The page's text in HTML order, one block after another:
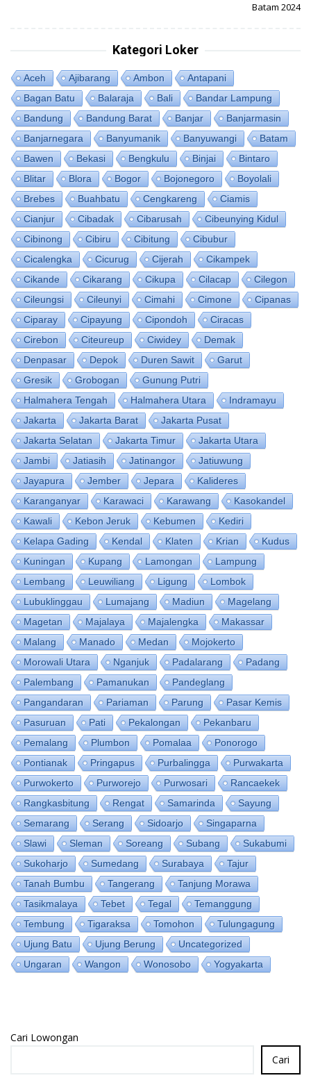
Batam 2024
Kategori Loker
Aceh Ajibarang Ambon
Antapani
Bagan Batu
Balaraja Bali
Bandar Lampung
Bandung
Bandung Barat Banjar
Banjarmasin
Banjarnegara
Banyumanik Banyuwangi
Batam
Bawen
Bekasi Bengkulu Binjai
Bintaro
Blitar
Blora Bogor Bojonegoro
Boyolali
Brebes
Buahbatu Cengkareng
Ciamis
Cianjur
Cibadak Cibarusah
Cibeunying Kidul
Cibinong
Cibiru Cibitung
Cibubur
Cicalengka
Cicurug Cijerah
Cikampek
Cikande
Cikarang Cikupa Cilacap
Cilegon
Cileungsi
Cileunyi Cimahi Cimone
Cipanas
Ciparay
Cipayung Cipondoh
Ciracas
Cirebon
Citeureup Ciwidey
Demak
Denpasar
Depok Duren Sawit
Garut
Gresik
Grobogan
Gunung Putri
Halmahera Tengah
Halmahera Utara
Indramayu
Jakarta
Jakarta Barat
Jakarta Pusat
Jakarta Selatan
Jakarta Timur
Jakarta Utara
Jambi
Jatiasih Jatinangor
Jatiuwung
Jayapura
Jember Jepara
Kalideres
Karanganyar
Karawaci Karawang
Kasokandel
Kawali
Kebon Jeruk Kebumen
Kediri
Kelapa Gading
Kendal Klaten Krian
Kudus
Kuningan
Kupang Lamongan
Lampung
Lembang
Leuwiliang Ligung
Lombok
Lubuklinggau
Lumajang Madiun
Magelang
Magetan
Majalaya Majalengka
Makassar
Malang
Manado Medan
Mojokerto
Morowali Utara
Nganjuk Padalarang
Padang
Palembang
Pamanukan
Pandeglang
Pangandaran
Pariaman Parung
Pasar Kemis
Pasuruan
Pati Pekalongan
Pekanbaru
Pemalang
Plumbon Pomalaa
Ponorogo
Pontianak
Pringapus Purbalingga
Purwakarta
Purwokerto
Purworejo Purwosari
Rancaekek
Rangkasbitung
Rengat Samarinda
Sayung
Semarang
Serang Sidoarjo
Singaparna
Slawi
Sleman Soreang Subang
Sukabumi
Sukoharjo
Sumedang Surabaya
Tajur
Tanah Bumbu
Tangerang
Tanjung Morawa
Tasikmalaya
Tebet Tegal
Temanggung
Tembung
Tigaraksa Tomohon
Tulungagung
Ujung Batu
Ujung Berung
Uncategorized
Ungaran
Wangon Wonosobo Yogyakarta
Cari Lowongan
Cari